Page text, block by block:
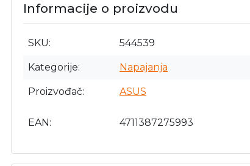
Informacije o proizvodu
SKU 544539
Kategorije Napajanja
Proizvođač ASUS
EAN 4711387275993